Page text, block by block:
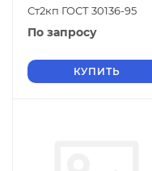
Ст2кп ГОСТ 30136-95
По запросу
КУПИТЬ